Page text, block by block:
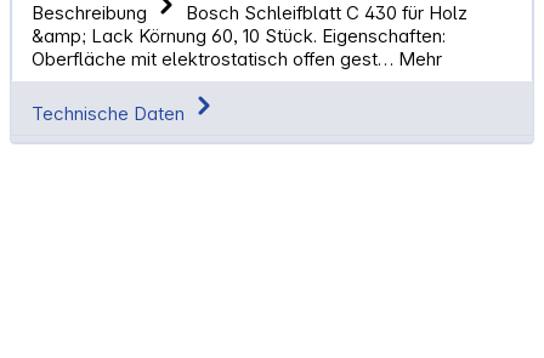
Beschreibung
Bosch Schleifblatt C 430 für Holz
&amp; Lack Körnung 60, 10 Stück. Eigenschaften:
Oberfläche mit elektrostatisch offen gest… Mehr
Technische Daten